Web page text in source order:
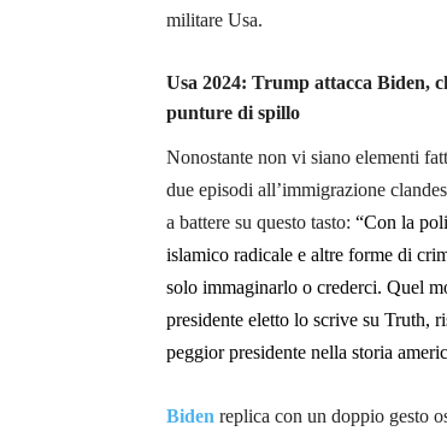
militare Usa.
Usa 2024: Trump attacca Biden,
punture di spillo
Nonostante non vi siano elementi
due episodi all’immigrazione
a battere su questo tasto: “Con la
islamico radicale e altre forme di
solo immaginarlo o crederci. Quel
presidente eletto lo scrive su Truth,
peggior presidente nella storia
Biden replica con un doppio gesto